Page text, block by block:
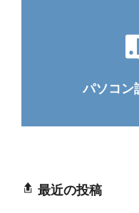
パソコン
最近の投稿